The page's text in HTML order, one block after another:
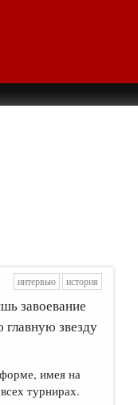
интервью история
завоевание
звезду
имея на
турнирах.